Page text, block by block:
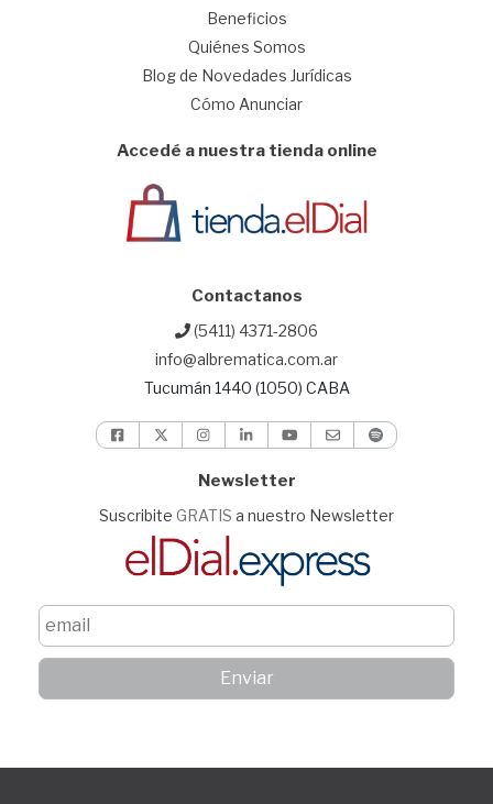
Beneficios
Quiénes Somos
Blog de Novedades Jurídicas
Cómo Anunciar
Accedé a nuestra tienda online
Contactanos
(5411) 4371-2806
info@albrematica.com.ar
Tucumán 1440 (1050) CABA
Newsletter
Suscribite GRATIS a nuestro Newsletter